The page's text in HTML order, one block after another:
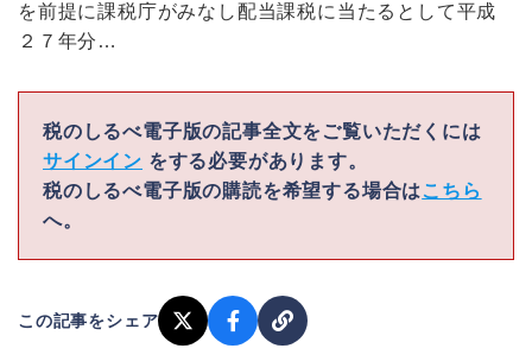
を前提に課税庁がみなし配当課税に当たるとして平成
２７年分…
税のしるべ電子版の記事全文をご覧いただくには
サインイン をする必要があります。
税のしるべ電子版の購読を希望する場合は こちら
へ。
この記事をシェア